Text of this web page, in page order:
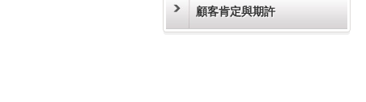
顧客肯定與期許